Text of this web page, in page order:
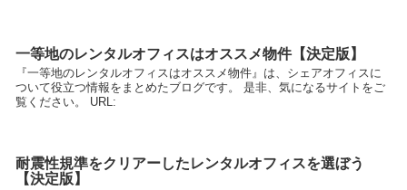
一等地のレンタルオフィスはオススメ物件【決定版】
『一等地のレンタルオフィスはオススメ物件』は、シェアオフィスに
ついて役立つ情報をまとめたブログです。 是非、気になるサイトをご
覧ください。 URL:
耐震性規準をクリアーしたレンタルオフィスを選ぼう
【決定版】